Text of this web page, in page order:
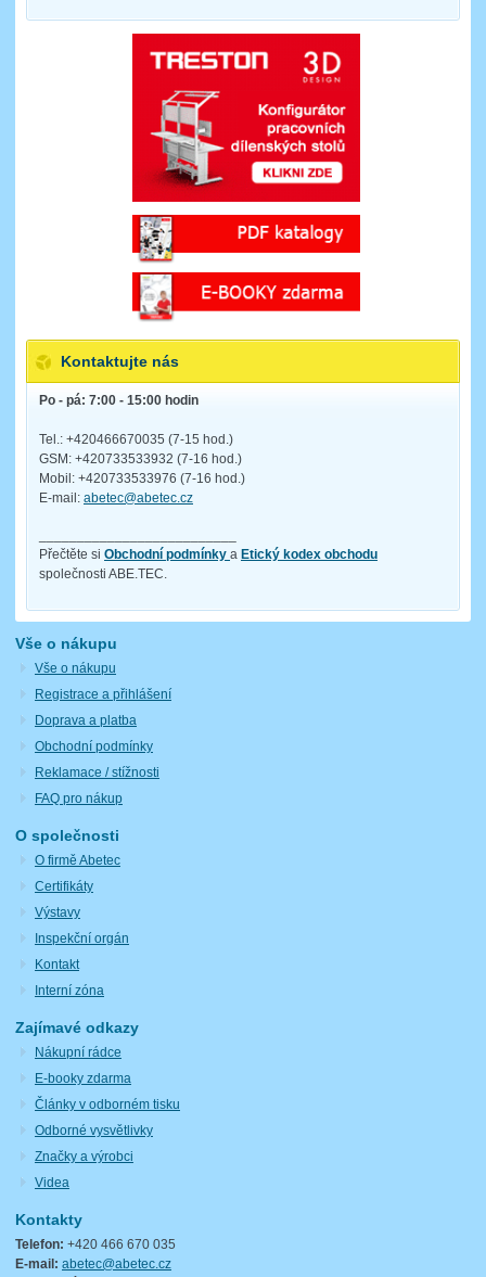
Kontaktujte nás
Po - pá: 7:00 - 15:00 hodin
Tel.: +420466670035 (7-15 hod.)
GSM: +420733533932 (7-16 hod.)
Mobil: +420733533976 (7-16 hod.)
E-mail: abetec@abetec.cz
Přečtěte si Obchodní podmínky a Etický kodex obchodu
společnosti ABE.TEC.
Vše o nákupu
Vše o nákupu
Registrace a přihlášení
Doprava a platba
Obchodní podmínky
Reklamace / stížnosti
FAQ pro nákup
O společnosti
O firmě Abetec
Certifikáty
Výstavy
Inspekční orgán
Kontakt
Interní zóna
Zajímavé odkazy
Nákupní rádce
E-booky zdarma
Články v odborném tisku
Odborné vysvětlivky
Značky a výrobci
Videa
Kontakty
Telefon: +420 466 670 035
E-mail: abetec@abetec.cz